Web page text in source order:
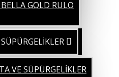
GOLD RULO
VE SÜPÜRGELİKLER